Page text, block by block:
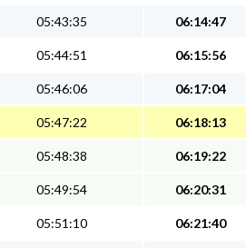
05:43:35 06:14:47
05:44:51 06:15:56
05:46:06 06:17:04
05:47:22 06:18:13
05:48:38 06:19:22
05:49:54 06:20:31
05:51:10 06:21:40